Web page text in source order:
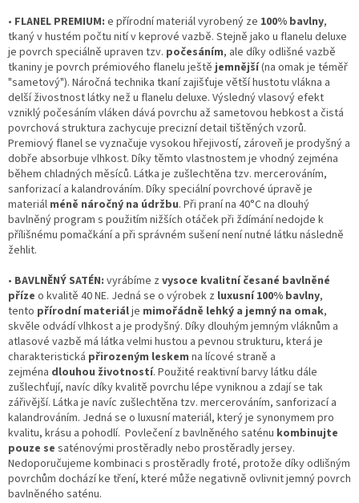
• FLANEL PREMIUM: e přírodní materiál vyrobený ze 100% bavlny,
tkaný v hustém počtu nití v keprové vazbě. Stejně jako u flanelu deluxe
je povrch speciálně upraven tzv. počesáním, ale díky odlišné vazbě
tkaniny je povrch prémiového flanelu ještě jemnější(na omak je téměř
"sametový"). Náročná technika tkaní zajišťuje větší hustotu vlákna a
delší živostnost látky než u flanelu deluxe. Výsledný vlasový efekt
vzniklý počesáním vláken dává povrchu až sametovou hebkost a čistá
povrchová struktura zachycuje precizní detail tištěných vzorů.
Premiový flanel se vyznačuje vysokou hřejivostí, zároveň je prodyšný a
dobře absorbuje vlhkost. Díky těmto vlastnostem je vhodný zejména
během chladných měsíců. Látka je zušlechtěna tzv. mercerováním,
sanforizací a kalandrováním. Díky speciální povrchové úpravě je
materiál méně náročný na údržbu. Při praní na 40°C na dlouhý
bavlněný program s použitím nižších otáček při ždímání nedojde k
přílišnému pomačkání a při správném sušení není nutné látku následně
žehlit.
• BAVLNĚNÝ SATÉN: vyrábíme z vysoce kvalitní česané bavlněné
příze o kvalitě 40 NE. Jedná se o výrobek z luxusní 100% bavlny,
tento přírodní materiálje mimořádně lehký a jemný na omak,
skvěle odvádí vlhkost a je prodyšný. Díky dlouhým jemným vláknům a
atlasové vazbě má látka velmi hustou a pevnou strukturu, která je
charakteristická přirozeným leskem na lícové straně a
zejména dlouhou životností. Použité reaktivní barvy látku dále
zušlechťují, navíc díky kvalitě povrchu lépe vyniknou a zdají se tak
zářivější. Látka je navíc zušlechtěna tzv. mercerováním, sanforizací a
kalandrováním. Jedná se o luxusní materiál, který je synonymem pro
kvalitu, krásu a pohodlí. Povlečení z bavlněného saténu kombinujte
pouze se saténovými prostěradly nebo prostěradly jersey.
Nedoporučujeme kombinaci s prostěradly froté, protože díky odlišným
povrchům dochází ke tření, které může negativně ovlivnit jemný povrch
bavlněného saténu.